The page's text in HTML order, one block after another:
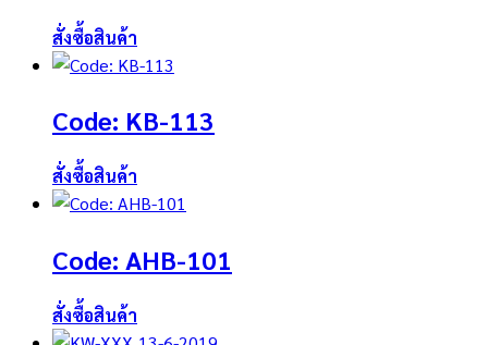
สั่งซื้อสินค้า
Code: KB-113
สั่งซื้อสินค้า
Code: AHB-101
สั่งซื้อสินค้า